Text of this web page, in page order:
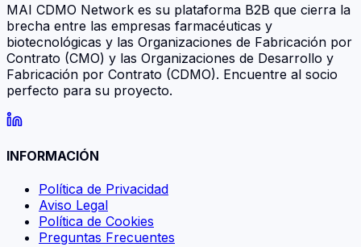
MAI CDMO Network es su plataforma B2B que cierra la
brecha entre las empresas farmacéuticas y
biotecnológicas y las Organizaciones de Fabricación por
Contrato (CMO) y las Organizaciones de Desarrollo y
Fabricación por Contrato (CDMO). Encuentre al socio
perfecto para su proyecto.
INFORMACIÓN
Política de Privacidad
Aviso Legal
Política de Cookies
Preguntas Frecuentes